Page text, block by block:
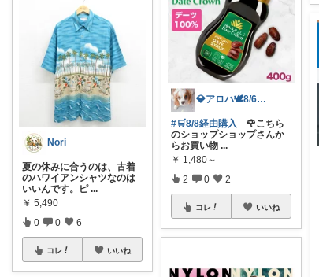
Nori
夏の休みに合うのは、古着
のハワイアンシャツなのは
いいんです。ピ ...
￥ 5,490
0 0 6
コレ いいね
💎アロハ🕊️8/6ありがと✨無添加
#🛒8/8経由購入
🌹こちら
のショップショップさんか
らお買い物 ...
￥ 1,480～
2 0 2
コレ いいね